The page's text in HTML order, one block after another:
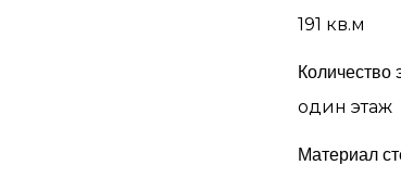
191 кв.м
Количество
один этаж
Материал